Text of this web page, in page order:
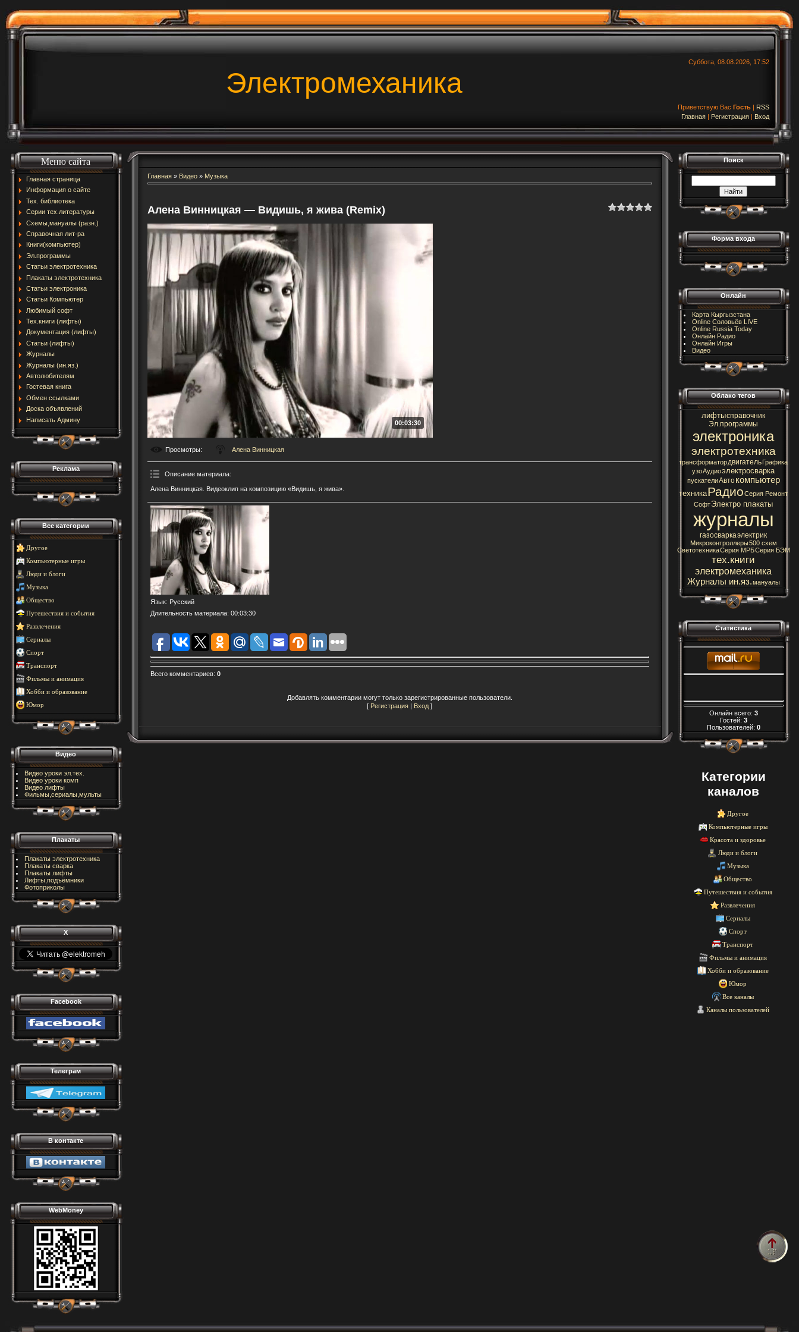
Суббота, 08.08.2026, 17:52
Электромеханика
Приветствую Вас Гость | RSS
Главная | Регистрация | Вход
Меню сайта
Главная страница
Информация о сайте
Тех. библиотека
Серии тех.литературы
Схемы,мануалы (разн.)
Справочная лит-ра
Книги(компьютер)
Эл.программы
Статьи электротехника
Плакаты электротехника
Статьи электроника
Статьи Компьютер
Любимый софт
Тех.книги (лифты)
Документация (лифты)
Статьи (лифты)
Журналы
Журналы (ин.яз.)
Автолюбителям
Гостевая книга
Обмен ссылками
Доска объявлений
Написать Админу
Реклама
Все категории
Другое
Компьютерные игры
Люди и блоги
Музыка
Общество
Путешествия и события
Развлечения
Сериалы
Спорт
Транспорт
Фильмы и анимация
Хобби и образование
Юмор
Видео
Видео уроки эл.тех.
Видео уроки комп
Видео лифты
Фильмы,сериалы,мульты
Плакаты
Плакаты электротехника
Плакаты сварка
Плакаты лифты
Лифты,подъёмники
Фотоприколы
X
Facebook
Телеграм
В контакте
WebMoney
Главная» Видео» Музыка
Алена Винницкая — Видишь, я жива (Remix)
00:03:30
Просмотры: Алена Винницкая
Описание материала:
Алена Винницкая. Видеоклип на композицию «Видишь, я жива».
Язык: Русский
Длительность материала: 00:03:30
Всего комментариев: 0
Добавлять комментарии могут только зарегистрированные пользователи.
[ Регистрация | Вход ]
Поиск
Форма входа
Онлайн
Карта Кыргызстана
Online Соловьёв LIVE
Online Russia Today
Онлайн Радио
Онлайн Игры
Видео
Облако тегов
лифтысправочник
Эл.программы
электроника
электротехника
трансформатордвигательГрафика
узоАудиоэлектросварка
пускателиАвтокомпьютер
техникаРадиоСерия Ремонт
СофтЭлектро плакаты
журналы
газосваркаэлектрик
Микроконтроллеры500 схем
СветотехникаСерия МРБСерия БЭМ
тех.книги
электромеханика
Журналы ин.яз.мануалы
Статистика
Онлайн всего: 3
Гостей: 3
Пользователей: 0
Категории
каналов
Другое
Компьютерные игры
Красота и здоровье
Люди и блоги
Музыка
Общество
Путешествия и события
Развлечения
Сериалы
Спорт
Транспорт
Фильмы и анимация
Хобби и образование
Юмор
Все каналы
Каналы пользователей